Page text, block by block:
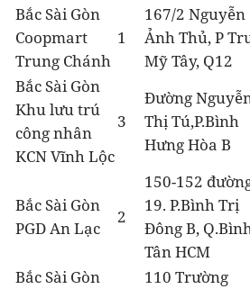
Bắc Sài Gòn
Coopmart
Trung Chánh
1
167/2 Nguyễn
Ảnh Thủ, P
Mỹ Tây, Q12
Bắc Sài Gòn
Khu lưu trú
công nhân
KCN Vĩnh Lộc
3
Đường
Thị Tú,P.Bình
Hưng Hòa B
Bắc Sài Gòn
PGD An Lạc
2
150-152
19. P.Bình Trị
Đông B,
Tân HCM
Bắc Sài Gòn
110 Trường